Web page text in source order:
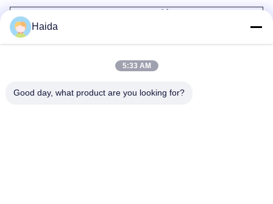
মডেল / লিঙ্ক
900x600x500mm
1200x1000x500mm
Haida
5:33 AM
Good day, what product are you looking for?